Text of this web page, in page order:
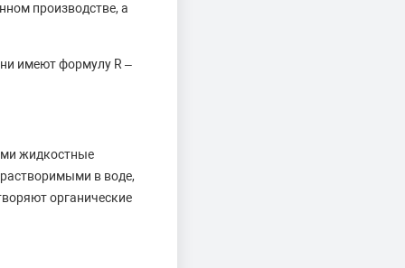
производстве, а
имеют формулу R –
жидкостные
в воде,
органические